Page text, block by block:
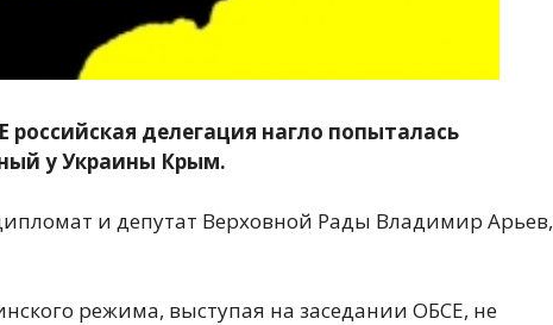
делегация нагло попыталась
у Украины Крым.
и депутат Верховной Рады Владимир Арьев,
режима, выступая на заседании ОБСЕ, не